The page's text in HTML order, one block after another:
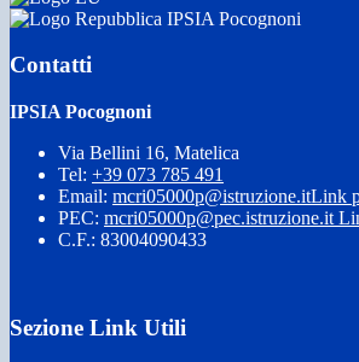
IPSIA Pocognoni
Contatti
IPSIA Pocognoni
Via Bellini 16, Matelica
Tel: +39 073 785 491
Email: mcri05000p@istruzione.itLink
PEC: mcri05000p@pec.istruzione.it
C.F.: 83004090433
Sezione Link Utili